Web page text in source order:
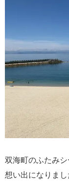
双海町のふたみ
想い出になりまし